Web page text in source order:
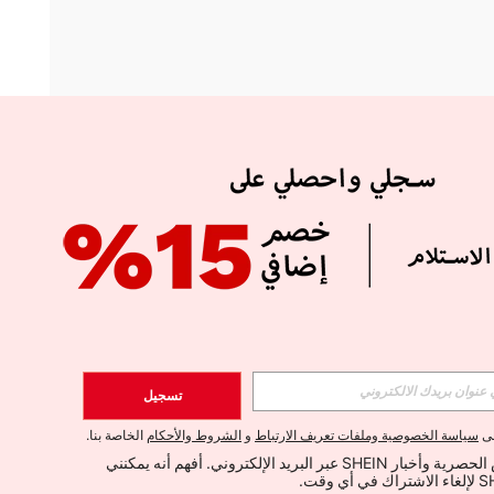
الإشتراك
اشتراك
تسجيل
سياسة الخصوصية وملفات تعريف الارتباط و الشروط والأحكام الخاصة بنا.
أود تلقي العروض الحصرية وأخبار SHEIN عبر البريد الإلكتروني. أفهم أنه يمكنني